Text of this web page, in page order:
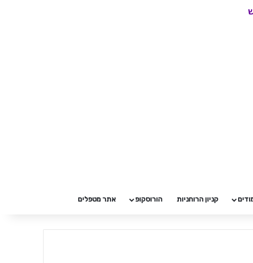
קניון הרוחניות הורוסקופ אתר מטפלים